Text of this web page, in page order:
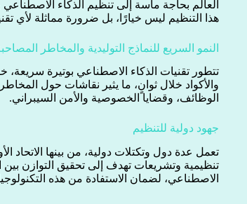
العالم بحاجة ماسة إلى تنظيم الذكاء
هذا التنظيم ليس خيارًا، بل ضرورة مماثلة لأي
النمو السريع للنماذج التوليدية والمخاطر
تتطور تقنيات الذكاء الاصطناعي بوتيرة سريعة،
والأكواد خلال ثوانٍ، ما يثير نقاشات حول
الوظائف، وقضايا الخصوصية والأمن السيبراني.
جهود دولية للتنظيم
تعمل عدة دول وتكتلات دولية، من بينها الاتحاد
تنظيمية وتشريعات تهدف إلى تحقيق التوازن بين
الاصطناعي، لضمان الاستفادة من هذه